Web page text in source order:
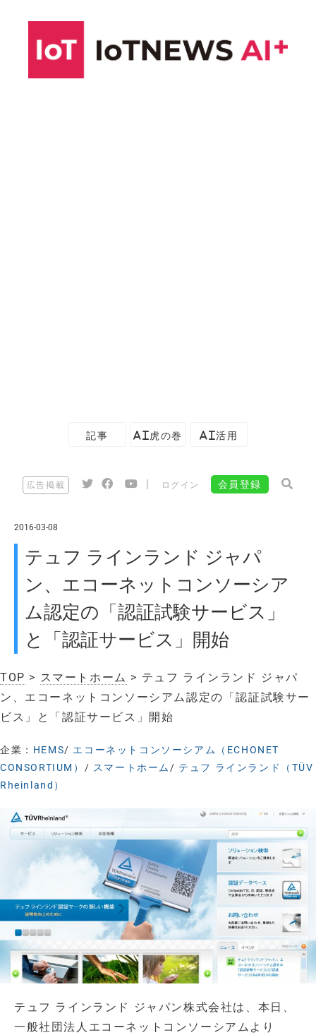
記事 AI虎の巻 AI活用
広告掲載 ログイン 会員登録
2016-03-08
テュフ ラインランド ジャパ
ン、エコーネットコンソーシア
ム認定の「認証試験サービス」
と「認証サービス」開始
TOP > スマートホーム > テュフ ラインランド ジャパ
ン、エコーネットコンソーシアム認定の「認証試験サー
ビス」と「認証サービス」開始
企業： HEMS/ エコーネットコンソーシアム（ECHONET
CONSORTIUM） / スマートホーム/ テュフ ラインランド（TÜV
Rheinland）
テュフ ラインランド ジャパン株式会社は、本日、
一般社団法人エコーネットコンソーシアムより